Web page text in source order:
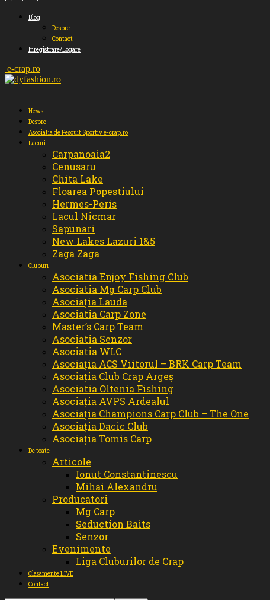
Blog
Despre
Contact
Inregistrare/Logare
e-crap.ro
News
Despre
Asociatia de Pescuit Sportiv e-crap.ro
Lacuri
Carpanoaia2
Cenusaru
Chita Lake
Floarea Popestiului
Hermes-Peris
Lacul Nicmar
Sapunari
New Lakes Lazuri 1&5
Zaga Zaga
Cluburi
Asociatia Enjoy Fishing Club
Asociatia Mg Carp Club
Asociația Lauda
Asociatia Carp Zone
Master’s Carp Team
Asociatia Senzor
Asociatia WLC
Asociația ACS Viitorul – BRK Carp Team
Asociația Club Crap Argeș
Asociatia Oltenia Fishing
Asociația AVPS Ardealul
Asociația Champions Carp Club – The One
Asociația Dacic Club
Asociația Tomis Carp
De toate
Articole
Ionut Constantinescu
Mihai Alexandru
Producatori
Mg Carp
Seduction Baits
Senzor
Evenimente
Liga Cluburilor de Crap
Clasamente LIVE
Contact